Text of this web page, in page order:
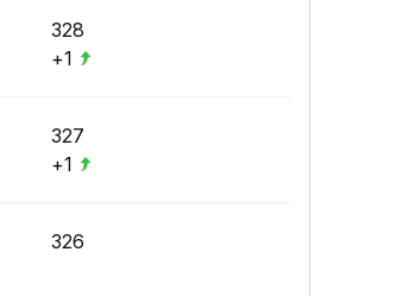
328
+1
327
+1
326